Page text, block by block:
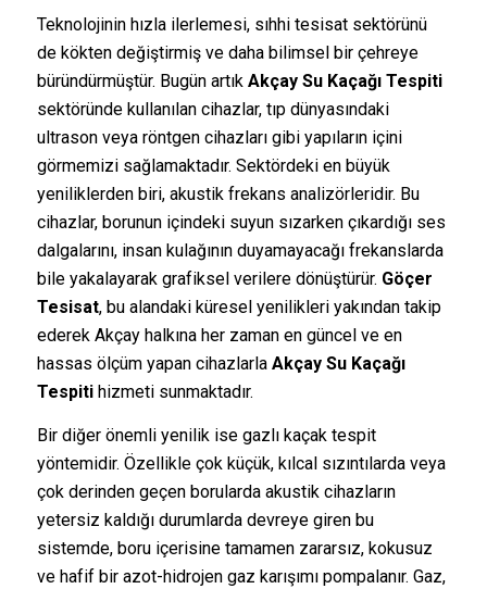
Teknolojinin hızla ilerlemesi, sıhhi tesisat sektörünü
de kökten değiştirmiş ve daha bilimsel bir çehreye
büründürmüştür. Bugün artık Akçay Su Kaçağı Tespiti
sektöründe kullanılan cihazlar, tıp dünyasındaki
ultrason veya röntgen cihazları gibi yapıların içini
görmemizi sağlamaktadır. Sektördeki en büyük
yeniliklerden biri, akustik frekans analizörleridir. Bu
cihazlar, borunun içindeki suyun sızarken çıkardığı ses
dalgalarını, insan kulağının duyamayacağı frekanslarda
bile yakalayarak grafiksel verilere dönüştürür. Göçer
Tesisat, bu alandaki küresel yenilikleri yakından takip
ederek Akçay halkına her zaman en güncel ve en
hassas ölçüm yapan cihazlarla Akçay Su Kaçağı
Tespitihizmeti sunmaktadır.
Bir diğer önemli yenilik ise gazlı kaçak tespit
yöntemidir. Özellikle çok küçük, kılcal sızıntılarda veya
çok derinden geçen borularda akustik cihazların
yetersiz kaldığı durumlarda devreye giren bu
sistemde, boru içerisine tamamen zararsız, kokusuz
ve hafif bir azot-hidrojen gaz karışımı pompalanır. Gaz,